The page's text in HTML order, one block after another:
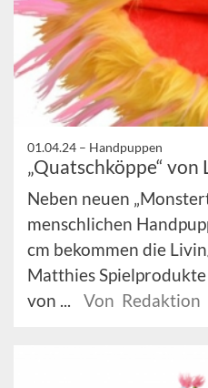
01.04.24 – Handpuppen
„Quatschköppe“
Neben neuen
menschlichen
cm bekommen die
Matthies
von ...
Von Redaktion